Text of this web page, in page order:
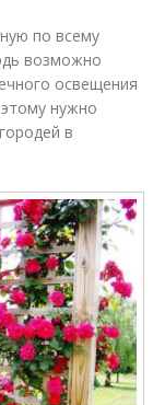
по всему
возможно
освещения
нужно
в